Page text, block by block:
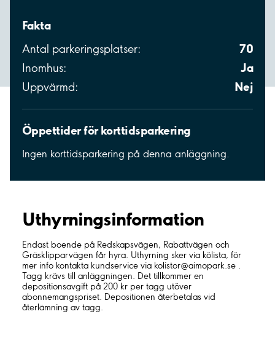
Fakta
Antal parkeringsplatser: 70
Inomhus: Ja
Uppvärmd: Nej
Öppettider för korttidsparkering
Ingen korttidsparkering på denna anläggning.
Uthyrnings­information
Endast boende på Redskapsvägen, Rabattvägen och
Gräsklipparvägen får hyra. Uthyrning sker via kölista, för
mer info kontakta kundservice via kolistor@aimopark.se .
Tagg krävs till anläggningen. Det tillkommer en
depositionsavgift på 200 kr per tagg utöver
abonnemangspriset. Depositionen återbetalas vid
återlämning av tagg.